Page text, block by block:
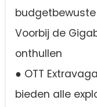
Voorbij de
onthullen
● OTT
bieden alle